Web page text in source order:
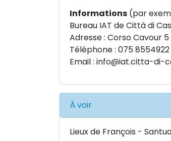
Informations (par
Bureau IAT de Città di
Adresse : Corso Cavour
Téléphone : 075
Email : info@iat.citta-di-
À voir
Lieux de François -